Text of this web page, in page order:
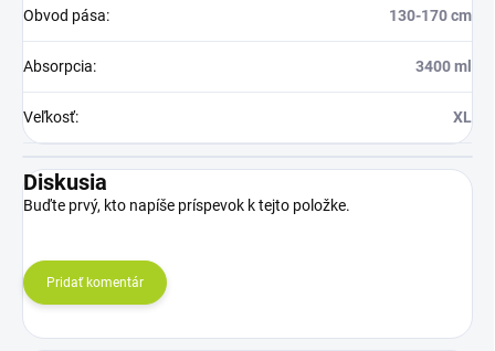
Obvod pása: 130-170 cm
Absorpcia: 3400 ml
Veľkosť: XL
Diskusia
Buďte prvý, kto napíše príspevok k tejto položke.
Pridať komentár